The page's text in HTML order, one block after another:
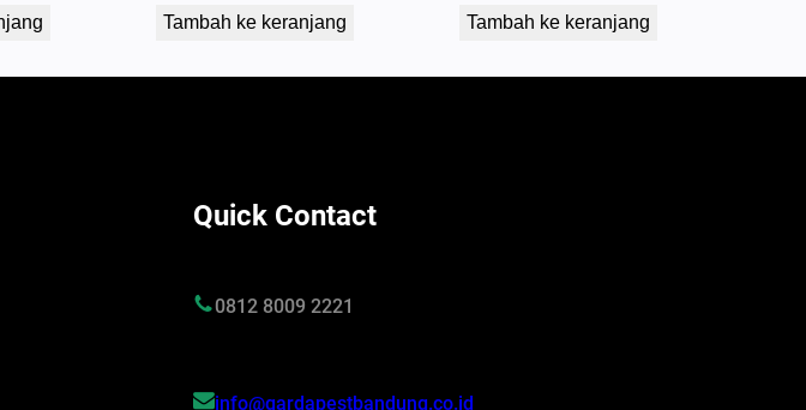
Tambah ke keranjang Tambah ke keranjang
Quick Contact
0812 8009 2221
info@gardapestbandung.co.id